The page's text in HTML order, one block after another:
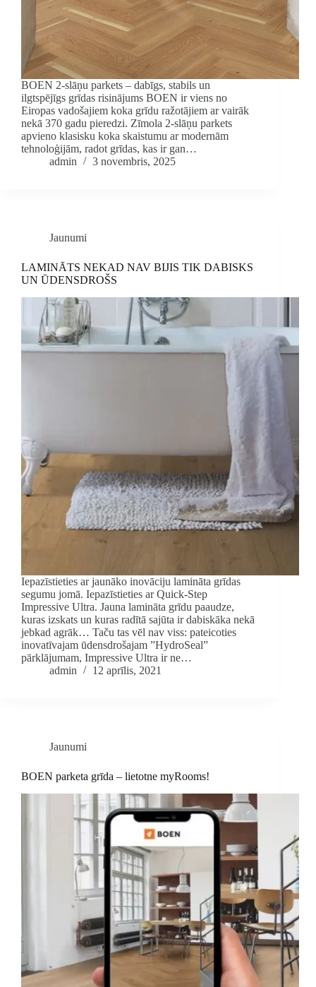
BOEN 2-slāņu parkets – dabīgs, stabils un
ilgtspējīgs grīdas risinājums BOEN ir viens no
Eiropas vadošajiem koka grīdu ražotājiem ar vairāk
nekā 370 gadu pieredzi. Zīmola 2-slāņu parkets
apvieno klasisku koka skaistumu ar modernām
tehnoloģijām, radot grīdas, kas ir gan…
admin
3 novembris, 2025
Jaunumi
LAMINĀTS NEKAD NAV BIJIS TIK DABISKS
UN ŪDENSDROŠS
Iepazīstieties ar jaunāko inovāciju lamināta grīdas
segumu jomā. Iepazīstieties ar Quick-Step
Impressive Ultra. Jauna lamināta grīdu paaudze,
kuras izskats un kuras radītā sajūta ir dabiskāka nekā
jebkad agrāk… Taču tas vēl nav viss: pateicoties
inovatīvajam ūdensdrošajam ”HydroSeal”
pārklājumam, Impressive Ultra ir ne…
admin
12 aprīlis, 2021
Jaunumi
BOEN parketa grīda – lietotne myRooms!